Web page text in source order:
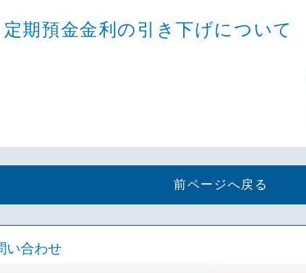
定期預金金利の引き下げについて
前ページへ戻る
い合わせ